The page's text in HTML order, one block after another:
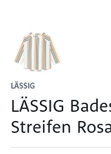
LÄSSIG
LÄSSIG
Streifen